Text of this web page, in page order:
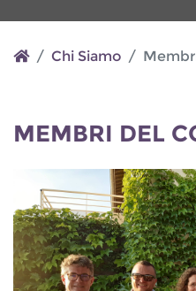
Chi Siamo
MEMBRI DEL